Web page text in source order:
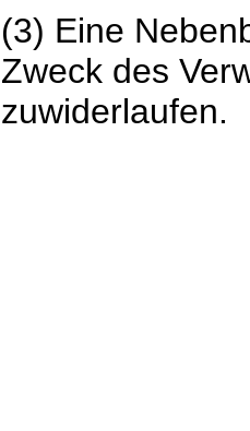
(3) Eine
Zweck des
zuwiderlaufen.